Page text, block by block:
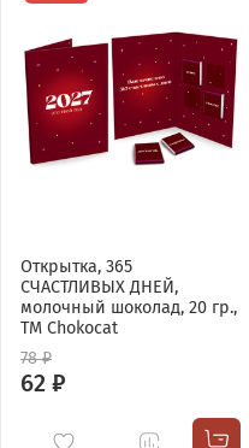
Открытка, 365
СЧАСТЛИВЫХ ДНЕЙ,
молочный шоколад, 20 гр.,
TM Chokocat
78 ₽
62 ₽